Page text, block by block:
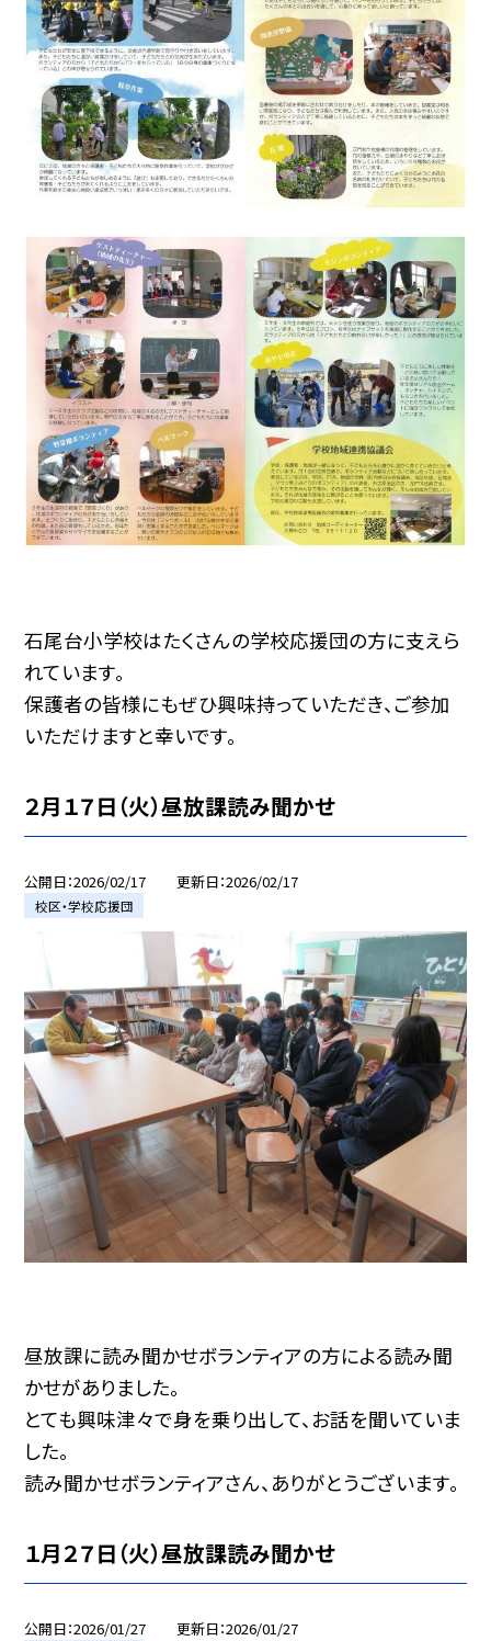
石尾台小学校はたくさんの学校応援団の方に支えら
れています。
保護者の皆様にもぜひ興味持っていただき、ご参加
いただけますと幸いです。
２月１７日（火）昼放課読み聞かせ
公開日 2026/02/17 更新日 2026/02/17
校区・学校応援団
昼放課に読み聞かせボランティアの方による読み聞
かせがありました。
とても興味津々で身を乗り出して、お話を聞いていま
した。
読み聞かせボランティアさん、ありがとうございます。
１月２７日（火）昼放課読み聞かせ
公開日 2026/01/27 更新日 2026/01/27